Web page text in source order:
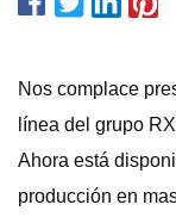
Nos complace
línea del grupo
Ahora está
producción en